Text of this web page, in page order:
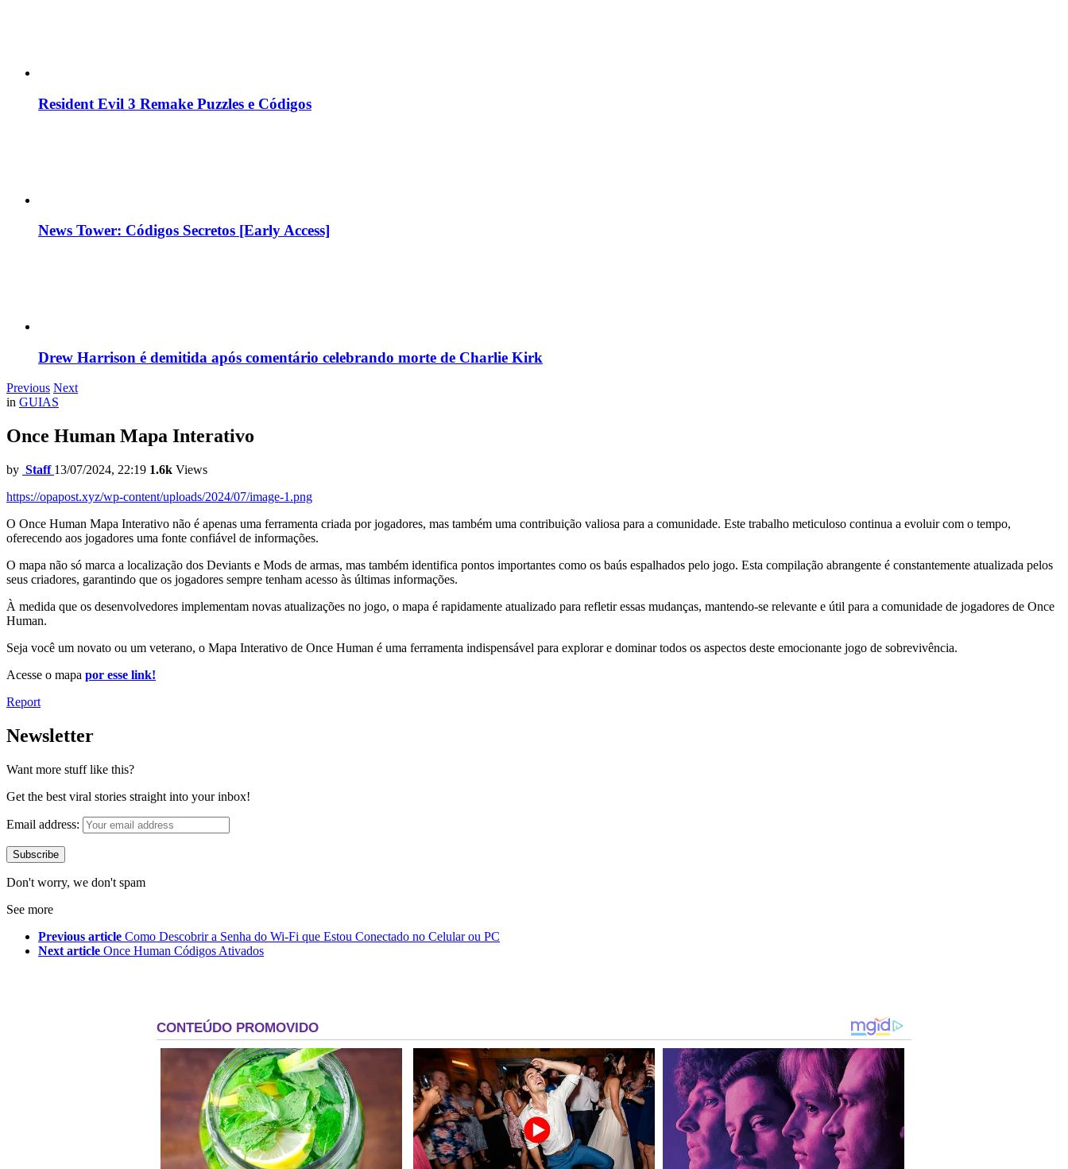
Resident Evil 3 Remake Puzzles e Códigos
News Tower: Códigos Secretos [Early Access]
Drew Harrison é demitida após comentário celebrando morte de Charlie Kirk
Previous Next
in GUIAS
Once Human Mapa Interativo
by Staff 13/07/2024, 22:19 1.6k Views
https://opapost.xyz/wp-content/uploads/2024/07/image-1.png
O Once Human Mapa Interativo não é apenas uma ferramenta criada por jogadores, mas também uma contribuição valiosa para a comunidade. Este trabalho meticuloso continua a evoluir com o tempo,
oferecendo aos jogadores uma fonte confiável de informações.
O mapa não só marca a localização dos Deviants e Mods de armas, mas também identifica pontos importantes como os baús espalhados pelo jogo. Esta compilação abrangente é constantemente atualizada pelos
seus criadores, garantindo que os jogadores sempre tenham acesso às últimas informações.
À medida que os desenvolvedores implementam novas atualizações no jogo, o mapa é rapidamente atualizado para refletir essas mudanças, mantendo-se relevante e útil para a comunidade de jogadores de Once
Human.
Seja você um novato ou um veterano, o Mapa Interativo de Once Human é uma ferramenta indispensável para explorar e dominar todos os aspectos deste emocionante jogo de sobrevivência.
Acesse o mapa por esse link!
Report
Newsletter
Want more stuff like this?
Get the best viral stories straight into your inbox!
Email address:
Don't worry, we don't spam
See more
Previous article Como Descobrir a Senha do Wi-Fi que Estou Conectado no Celular ou PC
Next article Once Human Códigos Ativados